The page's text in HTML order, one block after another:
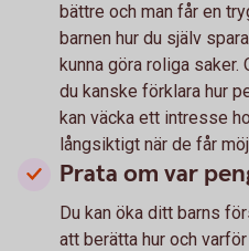
bättre och man får en
barnen hur du själv
kunna göra roliga saker.
du kanske förklara hur
kan väcka ett intresse
långsiktigt när de får
Prata om var
Du kan öka ditt barns
att berätta hur och